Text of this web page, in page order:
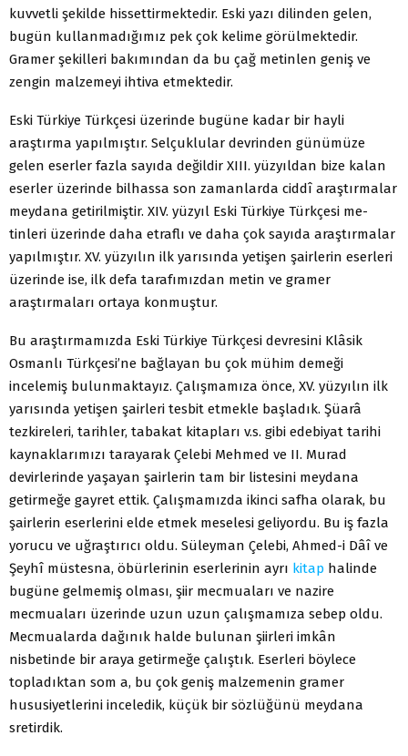
kuvvetli şekilde hissettirmektedir. Eski yazı dilinden gelen,
bugün kullanmadığımız pek çok kelime görülmektedir.
Gramer şe­killeri bakımından da bu çağ metinlen geniş ve
zengin malzemeyi ihtiva et­mektedir.
Eski Türkiye Türkçesi üzerinde bugüne kadar bir hayli
araştırma yapıl­mıştır. Selçuklular devrinden günümüze
gelen eserler fazla sayıda değildir XIII. yüzyıldan bize kalan
eserler üzerinde bilhassa son zamanlarda ciddî araştırmalar
meydana getirilmiştir. XIV. yüzyıl Eski Türkiye Türkçesi me­
tinleri üzerinde daha etraflı ve daha çok sayıda araştırmalar
yapılmıştır. XV. yüzyılın ilk yarısında yetişen şairlerin eserleri
üzerinde ise, ilk defa tarafımız­dan metin ve gramer
araştırmaları ortaya konmuştur.
Bu araştırmamızda Eski Türkiye Türkçesi devresini Klâsik
Osmanlı Türkçesi’ne bağlayan bu çok mühim demeği
incelemiş bulunmaktayız. Ça­lışmamıza önce, XV. yüzyılın ilk
yarısında yetişen şairleri tesbit etmekle baş­ladık. Şüarâ
tezkireleri, tarihler, tabakat kitapları v.s. gibi edebiyat tarihi
kaynaklarımızı tarayarak Çelebi Mehmed ve II. Murad
devirlerinde yaşa­yan şairlerin tam bir listesini meydana
getirmeğe gayret ettik. Çalışmamızda ikinci safha olarak, bu
şairlerin eserlerini elde etmek meselesi geliyordu. Bu iş fazla
yorucu ve uğraştırıcı oldu. Süleyman Çelebi, Ahmed-i Dâî ve
Şeyhî müstesna, öbürlerinin eserlerinin ayrı kitap halinde
bugüne gelmemiş olma­sı, şiir mecmuaları ve nazire
mecmuaları üzerinde uzun uzun çalışmamıza sebep oldu.
Mecmualarda dağınık halde bulunan şiirleri imkân
nisbetinde bir araya getirmeğe çalıştık. Eserleri böylece
topladıktan som a, bu çok geniş malzemenin gramer
hususiyetlerini inceledik, küçük bir sözlüğünü meydana
sretirdik.